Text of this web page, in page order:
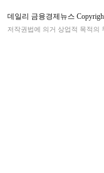
데일리 금융경제뉴스
저작권법에 의거 상업적 목적의